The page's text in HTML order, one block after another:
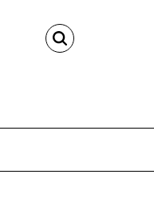
CERCA